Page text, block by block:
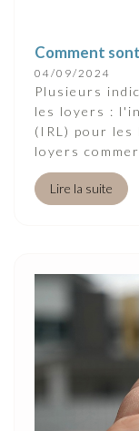
Comment
04/09/2024
Plusieurs
les loyers :
(IRL) pour
loyers
Lire la suite